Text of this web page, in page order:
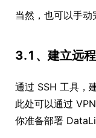
当然，也可以手动
3.1、建立远
通过 SSH 工具，
此处可以通过
你准备部署